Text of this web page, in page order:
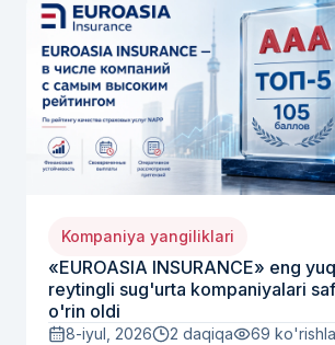
Kompaniya yangiliklari
«EUROASIA INSURANCE» eng
reytingli sug'urta kompaniyalari
o'rin oldi
8-iyul, 2026 2 daqiqa 69